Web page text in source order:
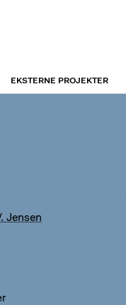
EKSTERNE PROJEKTER
Jensen